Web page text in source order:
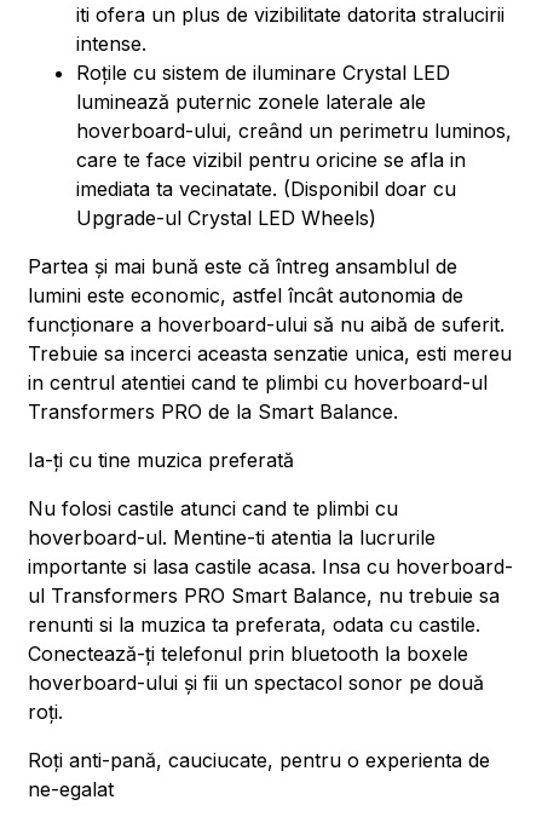
iti ofera un plus de vizibilitate datorita stralucirii
intense.
Roțile cu sistem de iluminare Crystal LED
luminează puternic zonele laterale ale
hoverboard-ului, creând un perimetru luminos,
care te face vizibil pentru oricine se afla in
imediata ta vecinatate. (Disponibil doar cu
Upgrade-ul Crystal LED Wheels)
Partea și mai bună este că întreg ansamblul de
lumini este economic, astfel încât autonomia de
funcționare a hoverboard-ului să nu aibă de suferit.
Trebuie sa incerci aceasta senzatie unica, esti mereu
in centrul atentiei cand te plimbi cu hoverboard-ul
Transformers PRO de la Smart Balance.
Ia-ți cu tine muzica preferată
Nu folosi castile atunci cand te plimbi cu
hoverboard-ul. Mentine-ti atentia la lucrurile
importante si lasa castile acasa. Insa cu hoverboard-
ul Transformers PRO Smart Balance, nu trebuie sa
renunti si la muzica ta preferata, odata cu castile.
Conectează-ți telefonul prin bluetooth la boxele
hoverboard-ului și fii un spectacol sonor pe două
roți.
Roți anti-pană, cauciucate, pentru o experienta de
ne-egalat